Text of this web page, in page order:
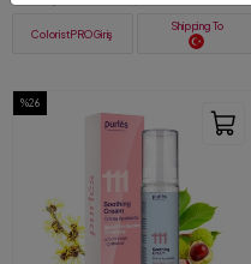
ColoristPRO Giriş
Shipping To
%26